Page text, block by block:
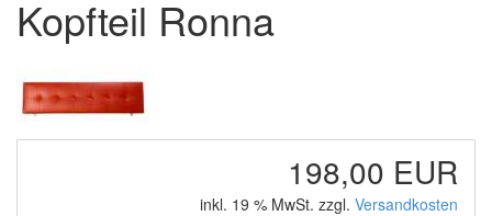
Kopfteil Ronna
198,00 EUR
inkl. 19 % MwSt. zzgl. Versandkosten